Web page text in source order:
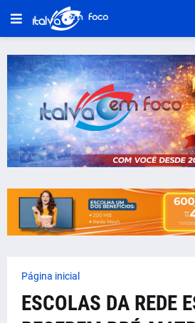
Página inicial
ESCOLAS DA REDE